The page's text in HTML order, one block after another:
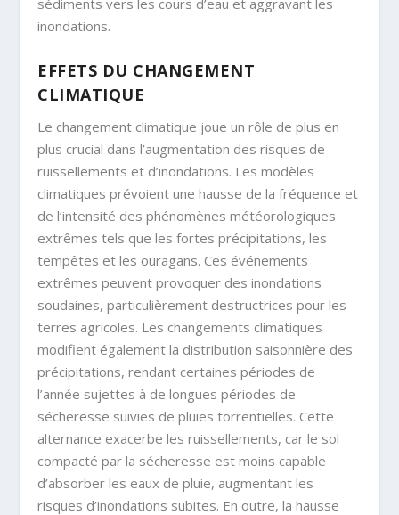
inondations.
EFFETS DU CHANGEMENT
CLIMATIQUE
Le changement climatique joue un rôle de plus en
plus crucial dans l’augmentation des risques de
ruissellements et d’inondations. Les modèles
climatiques prévoient une hausse de la fréquence et
de l’intensité des phénomènes météorologiques
extrêmes tels que les fortes précipitations, les
tempêtes et les ouragans. Ces événements
extrêmes peuvent provoquer des inondations
soudaines, particulièrement destructrices pour les
terres agricoles. Les changements climatiques
modifient également la distribution saisonnière des
précipitations, rendant certaines périodes de
l’année sujettes à de longues périodes de
sécheresse suivies de pluies torrentielles. Cette
alternance exacerbe les ruissellements, car le sol
compacté par la sécheresse est moins capable
d’absorber les eaux de pluie, augmentant les
risques d’inondations subites. En outre, la hausse